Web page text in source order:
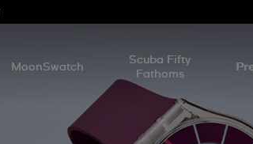
MoonSwatch
Scuba Fifty
Fathoms